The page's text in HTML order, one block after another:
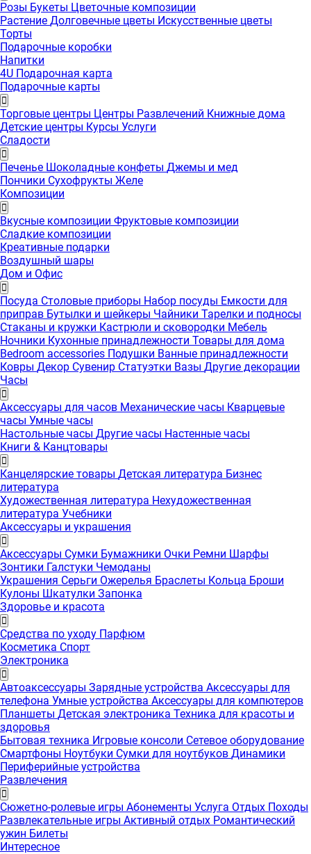
Розы Букеты Цветочные композиции
Растение Долговечные цветы Искусственные цветы
Торты
Подарочные коробки
Напитки
4U Подарочная карта
Подарочные карты
Торговые центры Центры Развлечений Книжные дома
Детские центры Курсы Услуги
Сладости
Печенье Шоколадные конфеты Джемы и мед
Пончики Сухофрукты Желе
Композиции
Вкусные композиции Фруктовые композиции
Сладкие композиции
Креативные подарки
Воздушный шары
Дом и Офис
Посуда Столовые приборы Набор посуды Емкости для
приправ Бутылки и шейкеры Чайники Тарелки и подносы
Стаканы и кружки Кастрюли и сковородки Мебель
Ночники Кухонные принадлежности Товары для дома
Bedroom accessories Подушки Ванные принадлежности
Ковры Декор Сувенир Статуэтки Вазы Другие декорации
Часы
Аксессуары для часов Механические часы Кварцевые
часы Умные часы
Настольные часы Другие часы Настенные часы
Книги & Канцтовары
Канцелярские товары Детская литература Бизнес
литература
Художественная литература Нехудожественная
литература Учебники
Аксессуары и украшения
Аксессуары Сумки Бумажники Очки Ремни Шарфы
Зонтики Галстуки Чемоданы
Украшения Серьги Ожерелья Браслеты Кольца Броши
Кулоны Шкатулки Запонка
Здоровье и красота
Средства по уходу Парфюм
Косметика Спорт
Электроника
Автоаксессуары Зарядные устройства Аксессуары для
телефона Умные устройства Аксессуары для компютеров
Планшеты Детская электроника Техника для красоты и
здоровья
Бытовая техника Игровые консоли Сетевое оборудование
Смартфоны Ноутбуки Сумки для ноутбуков Динамики
Периферийные устройства
Развлечения
Сюжетно-ролевые игры Абонементы Услуга Отдых Походы
Развлекательные игры Активный отдых Романтический
ужин Билеты
Интересноe